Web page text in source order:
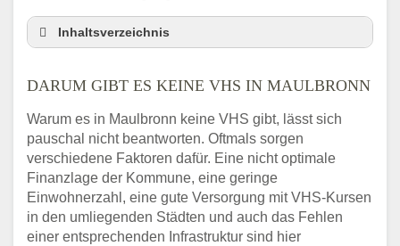
Inhaltsverzeichnis
3 schnelle Tipps
Maulbronn VHS-Kurse in Ihrer Nähe
Abendschule in der Region rund um
Maulbronn
VHS steht für Erwachsenenbildung
Online-Kurse: Alternative Angebote zum
VHS-Kurs
DARUM GIBT ES KEINE VHS IN MAULBRONN
Warum es in Maulbronn keine VHS gibt, lässt sich
pauschal nicht beantworten. Oftmals sorgen
verschiedene Faktoren dafür. Eine nicht optimale
Finanzlage der Kommune, eine geringe
Einwohnerzahl, eine gute Versorgung mit VHS-Kursen
in den umliegenden Städten und auch das Fehlen
einer entsprechenden Infrastruktur sind hier